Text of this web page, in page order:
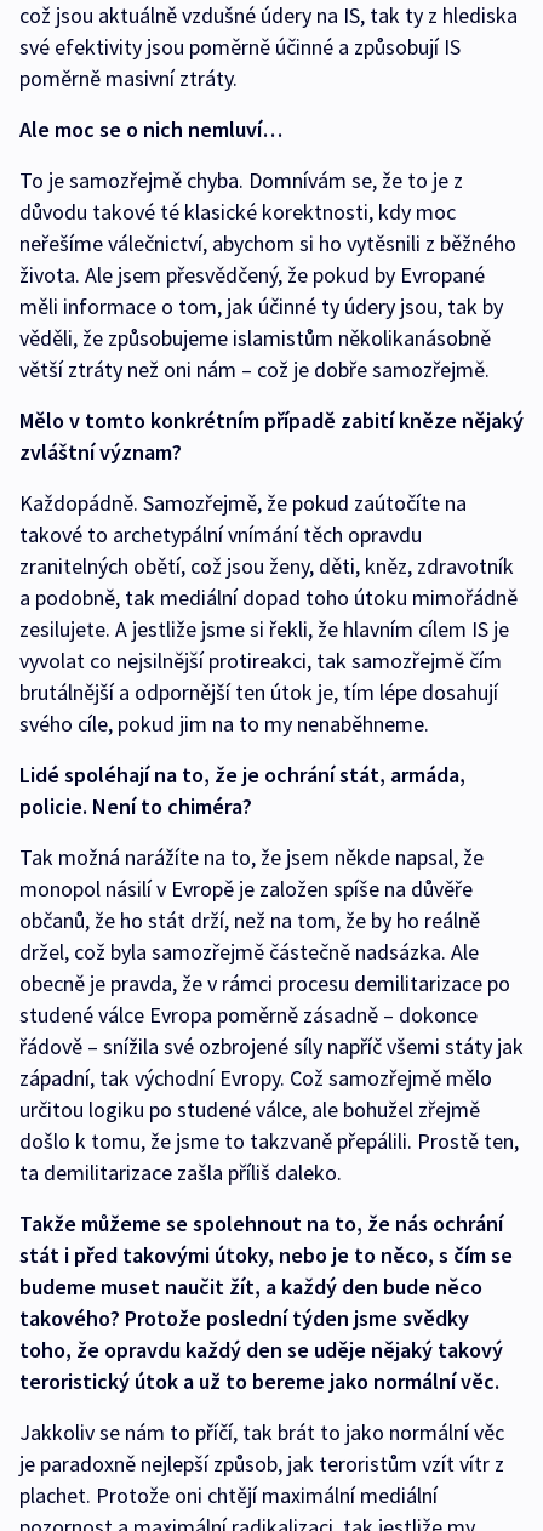
což jsou aktuálně vzdušné údery na IS, tak ty z hlediska
své efektivity jsou poměrně účinné a způsobují IS
poměrně masivní ztráty.
Ale moc se o nich nemluví…
To je samozřejmě chyba. Domnívám se, že to je z
důvodu takové té klasické korektnosti, kdy moc
neřešíme válečnictví, abychom si ho vytěsnili z běžného
života. Ale jsem přesvědčený, že pokud by Evropané
měli informace o tom, jak účinné ty údery jsou, tak by
věděli, že způsobujeme islamistům několikanásobně
větší ztráty než oni nám – což je dobře samozřejmě.
Mělo v tomto konkrétním případě zabití kněze nějaký
zvláštní význam?
Každopádně. Samozřejmě, že pokud zaútočíte na
takové to archetypální vnímání těch opravdu
zranitelných obětí, což jsou ženy, děti, kněz, zdravotník
a podobně, tak mediální dopad toho útoku mimořádně
zesilujete. A jestliže jsme si řekli, že hlavním cílem IS je
vyvolat co nejsilnější protireakci, tak samozřejmě čím
brutálnější a odpornější ten útok je, tím lépe dosahují
svého cíle, pokud jim na to my nenaběhneme.
Lidé spoléhají na to, že je ochrání stát, armáda,
policie. Není to chiméra?
Tak možná narážíte na to, že jsem někde napsal, že
monopol násilí v Evropě je založen spíše na důvěře
občanů, že ho stát drží, než na tom, že by ho reálně
držel, což byla samozřejmě částečně nadsázka. Ale
obecně je pravda, že v rámci procesu demilitarizace po
studené válce Evropa poměrně zásadně – dokonce
řádově – snížila své ozbrojené síly napříč všemi státy jak
západní, tak východní Evropy. Což samozřejmě mělo
určitou logiku po studené válce, ale bohužel zřejmě
došlo k tomu, že jsme to takzvaně přepálili. Prostě ten,
ta demilitarizace zašla příliš daleko.
Takže můžeme se spolehnout na to, že nás ochrání
stát i před takovými útoky, nebo je to něco, s čím se
budeme muset naučit žít, a každý den bude něco
takového? Protože poslední týden jsme svědky
toho, že opravdu každý den se uděje nějaký takový
teroristický útok a už to bereme jako normální věc.
Jakkoliv se nám to příčí, tak brát to jako normální věc
je paradoxně nejlepší způsob, jak teroristům vzít vítr z
plachet. Protože oni chtějí maximální mediální